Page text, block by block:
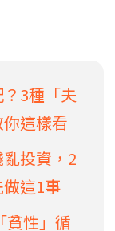
3種「夫
這樣看
投資，2
這1事
貧性」循